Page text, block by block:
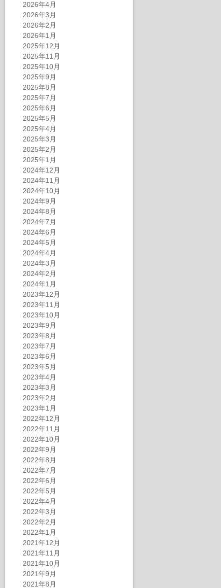
2026年4月
2026年3月
2026年2月
2026年1月
2025年12月
2025年11月
2025年10月
2025年9月
2025年8月
2025年7月
2025年6月
2025年5月
2025年4月
2025年3月
2025年2月
2025年1月
2024年12月
2024年11月
2024年10月
2024年9月
2024年8月
2024年7月
2024年6月
2024年5月
2024年4月
2024年3月
2024年2月
2024年1月
2023年12月
2023年11月
2023年10月
2023年9月
2023年8月
2023年7月
2023年6月
2023年5月
2023年4月
2023年3月
2023年2月
2023年1月
2022年12月
2022年11月
2022年10月
2022年9月
2022年8月
2022年7月
2022年6月
2022年5月
2022年4月
2022年3月
2022年2月
2022年1月
2021年12月
2021年11月
2021年10月
2021年9月
2021年8月